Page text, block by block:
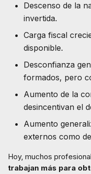
Descenso de la
invertida.
Carga fiscal
disponible.
Desconfianza
formados, pero
Aumento de la
desincentivan el
Aumento
externos como
Hoy, muchos
trabajan más para